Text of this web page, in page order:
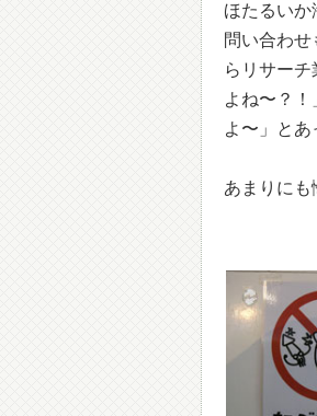
ほたるい
問い合わ
らリサー
よね〜？
よ〜」とあ
あまりにも